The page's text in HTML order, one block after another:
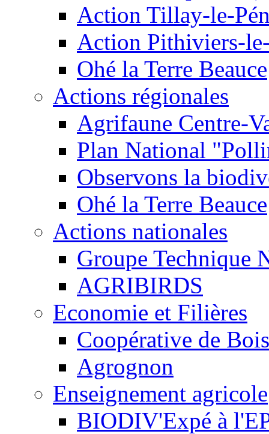
Action Tillay-le-
Action Pithiviers-
Ohé la Terre Beauce
Actions régionales
Agrifaune Centre-
Plan National
Observons la
Ohé la Terre Beauce
Actions nationales
Groupe Technique
AGRIBIRDS
Economie et Filières
Coopérative de
Agrognon
Enseignement agricole
BIODIV'Expé à